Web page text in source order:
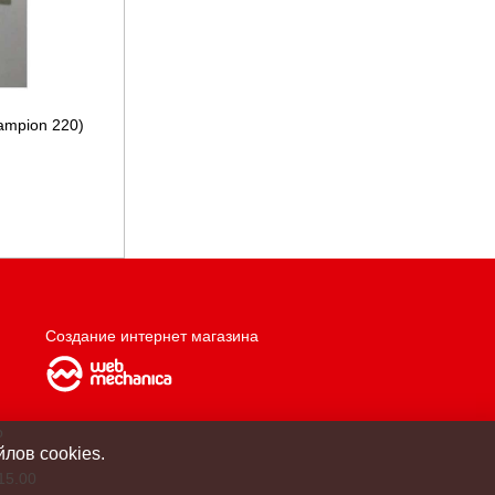
220)
Создание интернет магазина
cookies.